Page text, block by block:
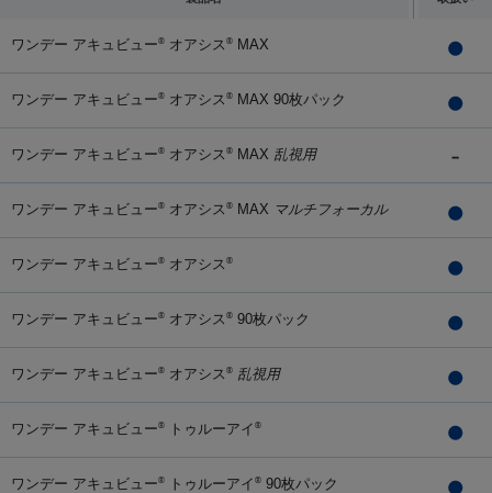
ワンデー アキュビュー® オアシス ® MAX
ワンデー アキュビュー® オアシス ® MAX 90枚パック
ワンデー アキュビュー® オアシス ® MAX 乱視用
ワンデー アキュビュー® オアシス ® MAX マルチフォーカル
ワンデー アキュビュー® オアシス ®
ワンデー アキュビュー® オアシス ® 90枚パック
ワンデー アキュビュー® オアシス ® 乱視用
ワンデー アキュビュー® トゥルーアイ ®
ワンデー アキュビュー® トゥルーアイ ® 90枚パック